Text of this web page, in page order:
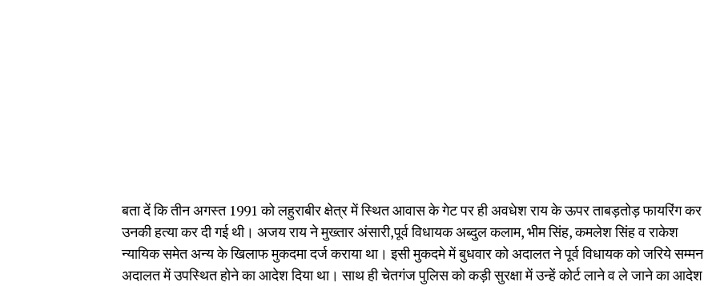
बता दें कि तीन अगस्त 1991 को लहुराबीर क्षेत्र में स्थित आवास के गेट पर ही अवधेश राय के ऊपर ताबड़तोड़ फायरिंग कर
उनकी हत्या कर दी गई थी। अजय राय ने मुख्तार अंसारी,पूर्व विधायक अब्दुल कलाम, भीम सिंह, कमलेश सिंह व राकेश
न्यायिक समेत अन्य के खिलाफ मुकदमा दर्ज कराया था। इसी मुकदमे में बुधवार को अदालत ने पूर्व विधायक को जरिये सम्मन
अदालत में उपस्थित होने का आदेश दिया था। साथ ही चेतगंज पुलिस को कड़ी सुरक्षा में उन्हें कोर्ट लाने व ले जाने का आदेश